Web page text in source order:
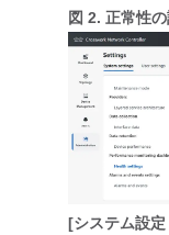
図 2. 正常性
[システム設